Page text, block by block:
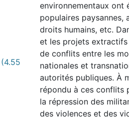
(4.55
environnementaux ont
populaires paysannes,
droits humains, etc.
et les projets
de conflits entre les
nationales et
autorités publiques. À
répondu à ces conflits
la répression des
des violences et des